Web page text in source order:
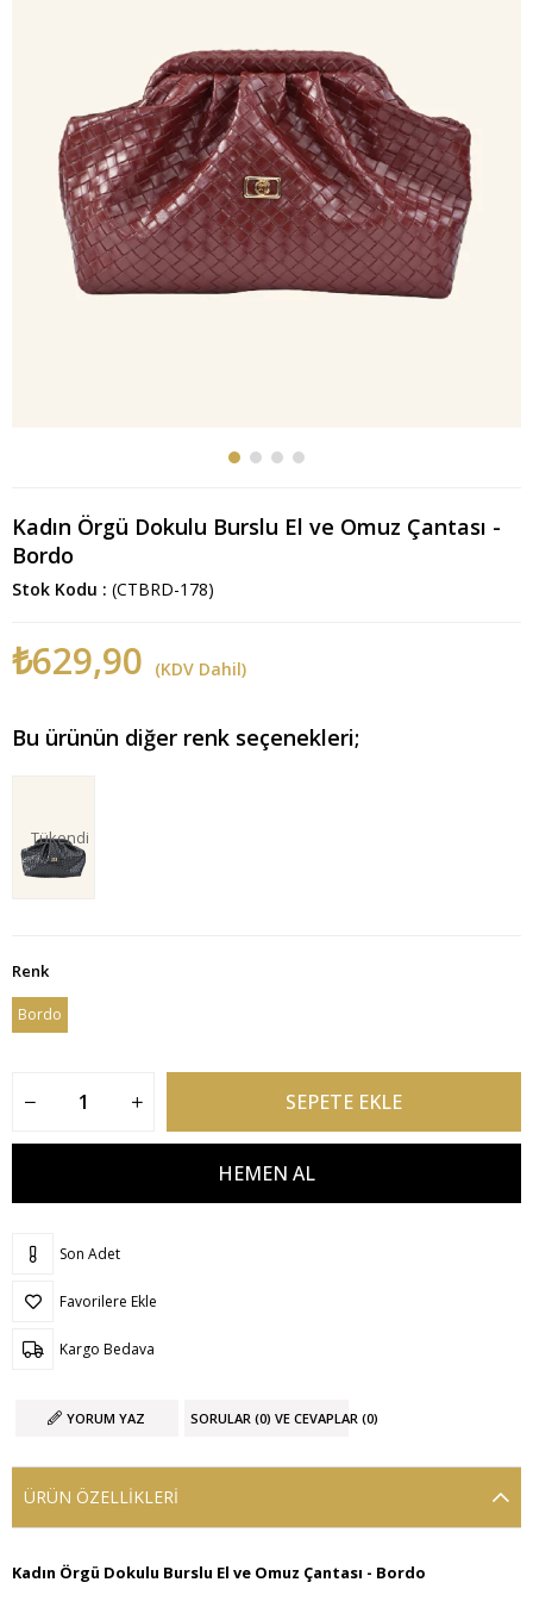
Kadın Örgü Dokulu Burslu El ve Omuz Çantası -
Bordo
Stok Kodu (CTBRD-178)
₺629,90 (KDV Dahil)
Bu ürünün diğer renk seçenekleri;
Tükendi
Renk
Bordo
Son Adet
Favorilere Ekle
Kargo Bedava
YORUM YAZ SORULAR (0) VE CEVAPLAR (0)
ÜRÜN ÖZELLIKLERI
Kadın Örgü Dokulu Burslu El ve Omuz Çantası - Bordo